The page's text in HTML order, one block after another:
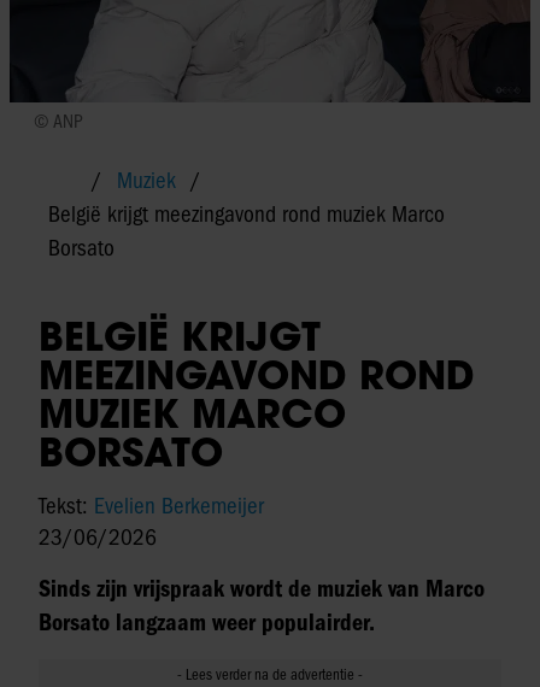
© ANP
Muziek
België krijgt meezingavond rond muziek Marco
Borsato
BELGIË KRIJGT
MEEZINGAVOND ROND
MUZIEK MARCO
BORSATO
Tekst: Evelien Berkemeijer
23/06/2026
Sinds zijn vrijspraak wordt de muziek van Marco
Borsato langzaam weer populairder.